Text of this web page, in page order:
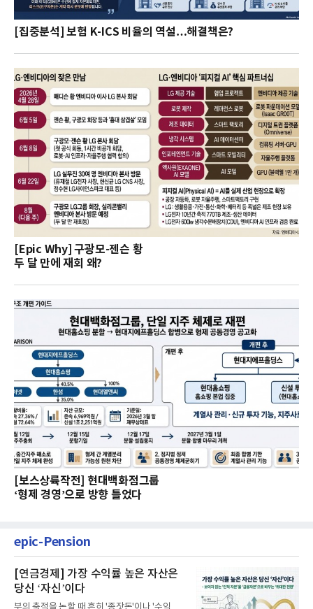
[집중분석] 보험 K-ICS 비율의 역설…해결책은?
[Epic Why] 구광모-젠슨 황
두 달 만에 재회 왜?
[보스상륙작전] 현대백화점그룹
‘형제 경영’으로 방향 틀었다
epic-Pension
[연금경제] 가장 수익률 높은 자산은
당신 ‘자신’이다